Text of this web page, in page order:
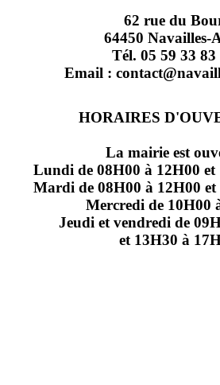
62 rue du
64450 Navailles-
Tél. 05 59 33 83
Email :
HORAIRES
La mairie est
Lundi de 08H00 à 12H00 et
Mardi de 08H00 à 12H00
Mercredi de 10H00
Jeudi et vendredi de
et 13H30 à